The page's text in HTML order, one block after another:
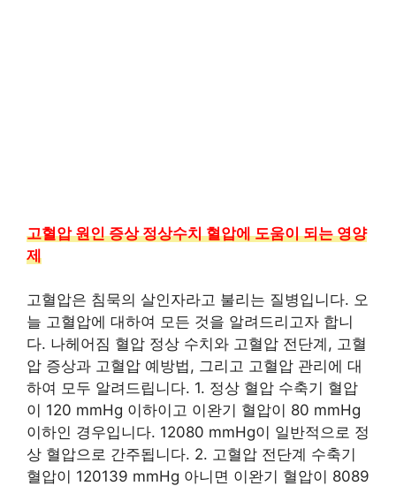
고혈압 원인 증상 정상수치 혈압에 도움이 되는 영양
제
고혈압은 침묵의 살인자라고 불리는 질병입니다. 오
늘 고혈압에 대하여 모든 것을 알려드리고자 합니
다. 나헤어짐 혈압 정상 수치와 고혈압 전단계, 고혈
압 증상과 고혈압 예방법, 그리고 고혈압 관리에 대
하여 모두 알려드립니다. 1. 정상 혈압 수축기 혈압
이 120 mmHg 이하이고 이완기 혈압이 80 mmHg
이하인 경우입니다. 12080 mmHg이 일반적으로 정
상 혈압으로 간주됩니다. 2. 고혈압 전단계 수축기
혈압이 120139 mmHg 아니면 이완기 혈압이 8089